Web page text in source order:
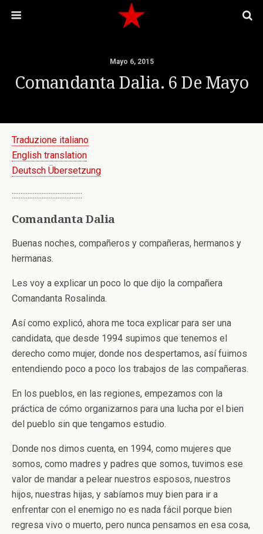
Mayo 6, 2015
Comandanta Dalia. 6 De Mayo
Traduzione italiano
English translation
Deutsch Übersetzung
::::::::::::::::::::::::::::::::::::::::
Comandanta Dalia
Buenas noches, compañeros y compañeras, hermanos y
hermanas.
Les voy a explicar un poco lo que dijo la compañera
Comandanta Rosalinda.
Así como explicó, ahora me toca explicar para ser una
candidata, que desde 1994 supimos que tenemos el
derecho como mujer, donde nos despertamos, así fuimos
entendiendo poco a poco los trabajos de las compañeras.
En los pueblos, en las regiones, empezamos con la
práctica de cómo organizarnos para una lucha por el bien
del pueblo sin que tengamos estudio.
Donde nos dimos cuenta, en 1994, como mujeres que
somos, como madres y padres que somos, tuvimos ese
valor de mandar a pelear nuestros esposos, nuestros
hijos, nuestras hijas, y sabíamos muy bien para ir a
enfrentar con el enemigo no es nada fácil porque bien
regresa vivo o muerto, pero nunca pensamos en esa cosa,